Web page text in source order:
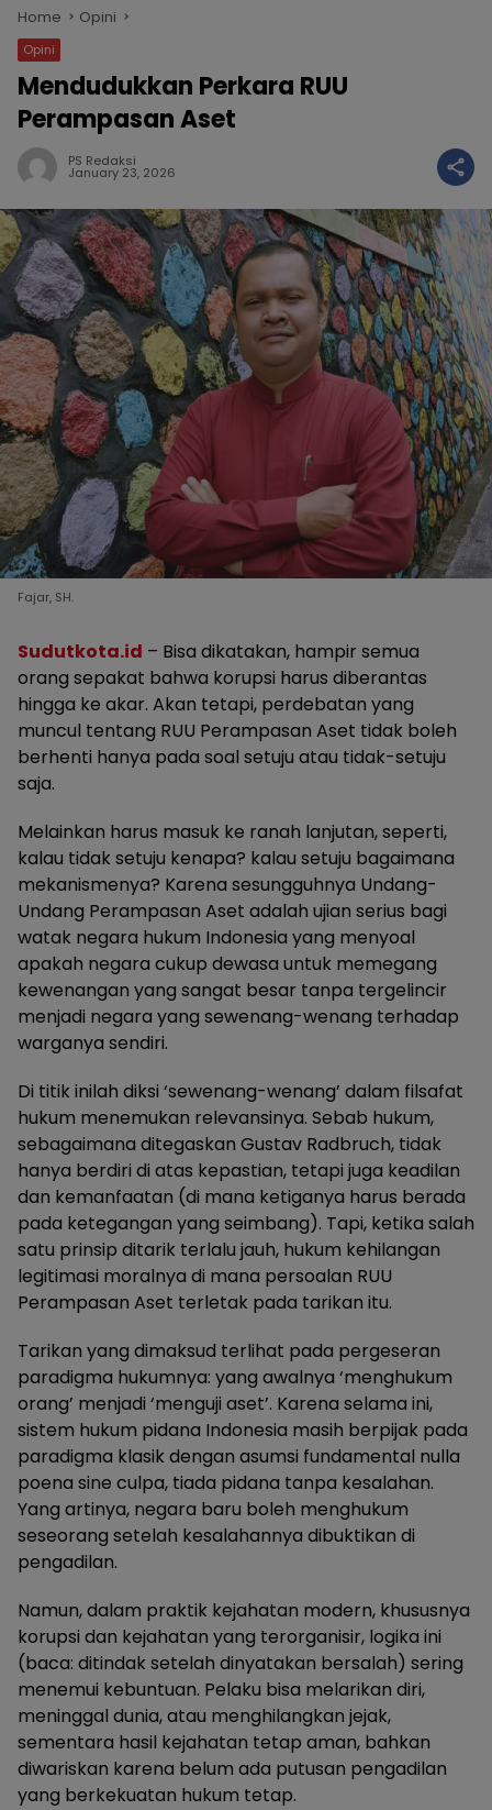
Home Opini
Opini
Mendudukkan Perkara RUU
Perampasan Aset
PS Redaksi
January 23, 2026
Fajar, SH.
Sudutkota.id – Bisa dikatakan, hampir semua
orang sepakat bahwa korupsi harus diberantas
hingga ke akar. Akan tetapi, perdebatan yang
muncul tentang RUU Perampasan Aset tidak boleh
berhenti hanya pada soal setuju atau tidak-setuju
saja.
Melainkan harus masuk ke ranah lanjutan, seperti,
kalau tidak setuju kenapa? kalau setuju bagaimana
mekanismenya? Karena sesungguhnya Undang-
Undang Perampasan Aset adalah ujian serius bagi
watak negara hukum Indonesia yang menyoal
apakah negara cukup dewasa untuk memegang
kewenangan yang sangat besar tanpa tergelincir
menjadi negara yang sewenang-wenang terhadap
warganya sendiri.
Di titik inilah diksi ‘sewenang-wenang’ dalam filsafat
hukum menemukan relevansinya. Sebab hukum,
sebagaimana ditegaskan Gustav Radbruch, tidak
hanya berdiri di atas kepastian, tetapi juga keadilan
dan kemanfaatan (di mana ketiganya harus berada
pada ketegangan yang seimbang). Tapi, ketika salah
satu prinsip ditarik terlalu jauh, hukum kehilangan
legitimasi moralnya di mana persoalan RUU
Perampasan Aset terletak pada tarikan itu.
Tarikan yang dimaksud terlihat pada pergeseran
paradigma hukumnya: yang awalnya ‘menghukum
orang’ menjadi ‘menguji aset’. Karena selama ini,
sistem hukum pidana Indonesia masih berpijak pada
paradigma klasik dengan asumsi fundamental nulla
poena sine culpa, tiada pidana tanpa kesalahan.
Yang artinya, negara baru boleh menghukum
seseorang setelah kesalahannya dibuktikan di
pengadilan.
Namun, dalam praktik kejahatan modern, khususnya
korupsi dan kejahatan yang terorganisir, logika ini
(baca: ditindak setelah dinyatakan bersalah) sering
menemui kebuntuan. Pelaku bisa melarikan diri,
meninggal dunia, atau menghilangkan jejak,
sementara hasil kejahatan tetap aman, bahkan
diwariskan karena belum ada putusan pengadilan
yang berkekuatan hukum tetap.